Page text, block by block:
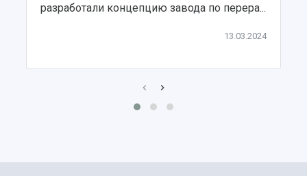
разработали концепцию завода по перера...
13.03.2024